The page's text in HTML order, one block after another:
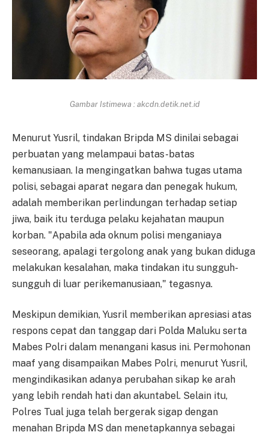
Gambar Istimewa : akcdn.detik.net.id
Menurut Yusril, tindakan Bripda MS dinilai sebagai
perbuatan yang melampaui batas-batas
kemanusiaan. Ia mengingatkan bahwa tugas utama
polisi, sebagai aparat negara dan penegak hukum,
adalah memberikan perlindungan terhadap setiap
jiwa, baik itu terduga pelaku kejahatan maupun
korban. "Apabila ada oknum polisi menganiaya
seseorang, apalagi tergolong anak yang bukan diduga
melakukan kesalahan, maka tindakan itu sungguh-
sungguh di luar perikemanusiaan," tegasnya.
Meskipun demikian, Yusril memberikan apresiasi atas
respons cepat dan tanggap dari Polda Maluku serta
Mabes Polri dalam menangani kasus ini. Permohonan
maaf yang disampaikan Mabes Polri, menurut Yusril,
mengindikasikan adanya perubahan sikap ke arah
yang lebih rendah hati dan akuntabel. Selain itu,
Polres Tual juga telah bergerak sigap dengan
menahan Bripda MS dan menetapkannya sebagai